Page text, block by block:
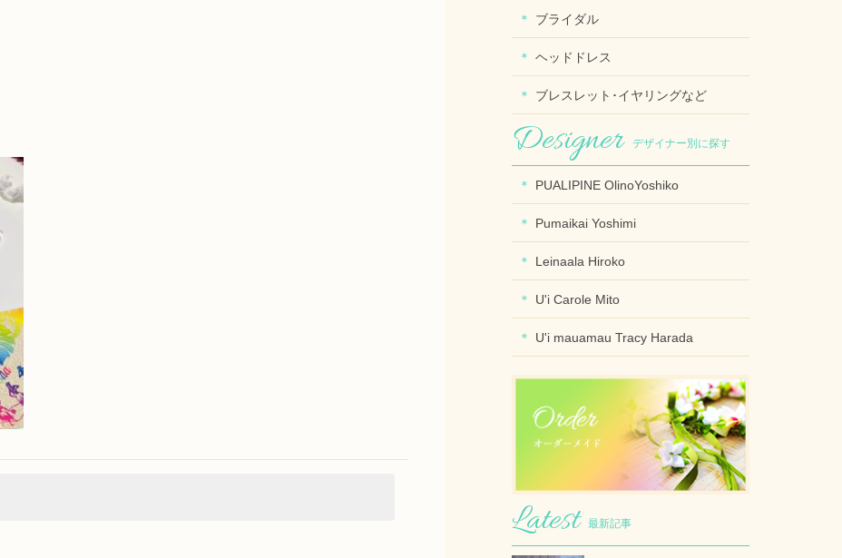
ブライダル
ヘッドドレス
ブレスレット･イヤリングなど
デザイナー別に探す
PUALIPINE OlinoYoshiko
Pumaikai Yoshimi
Leinaala Hiroko
U'i Carole Mito
U'i mauamau Tracy Harada
最新記事